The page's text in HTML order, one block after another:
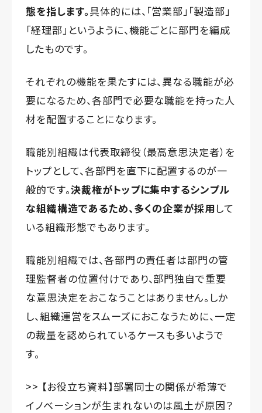
態を指します。具体的には、「営業部」「製造部」
「経理部」というように、機能ごとに部門を編成
したものです。
それぞれの機能を果たすには、異なる職能が必
要になるため、各部門で必要な職能を持った人
材を配置することになります。
職能別組織は代表取締役（最高意思決定者）を
トップとして、各部門を直下に配置するのが一
般的です。決裁権がトップに集中するシンプル
な組織構造であるため、多くの企業が採用 して
いる組織形態でもあります。
職能別組織では、各部門の責任者は部門の管
理監督者の位置付けであり、部門独自で重要
な意思決定をおこなうことはありません。しか
し、組織運営をスムーズにおこなうために、一定
の裁量を認められているケースも多いようで
す。
>> 【お役立ち資料】部署同士の関係が希薄で
イノベーションが生まれないのは風土が原因？